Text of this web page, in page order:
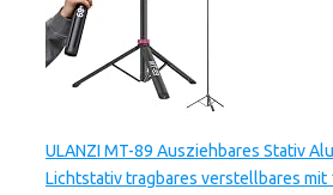
ULANZI MT-89 Ausziehbares Stativ
Lichtstativ tragbares verstellbares mit